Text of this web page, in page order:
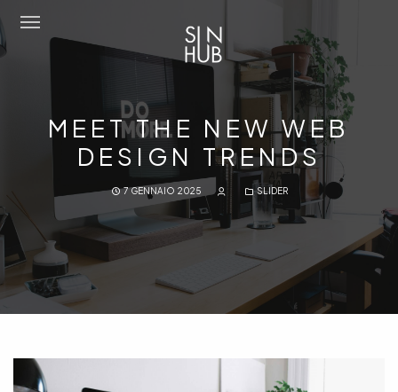
Chi Siamo
Amo Mediterraneo
Portfolio
Contatti
MEET THE NEW WEB
DESIGN TRENDS
7 GENNAIO 2025 SLIDER